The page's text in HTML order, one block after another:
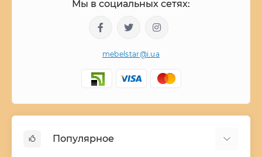
Мы в социальных сетях:
mebelstar@i.ua
Популярное